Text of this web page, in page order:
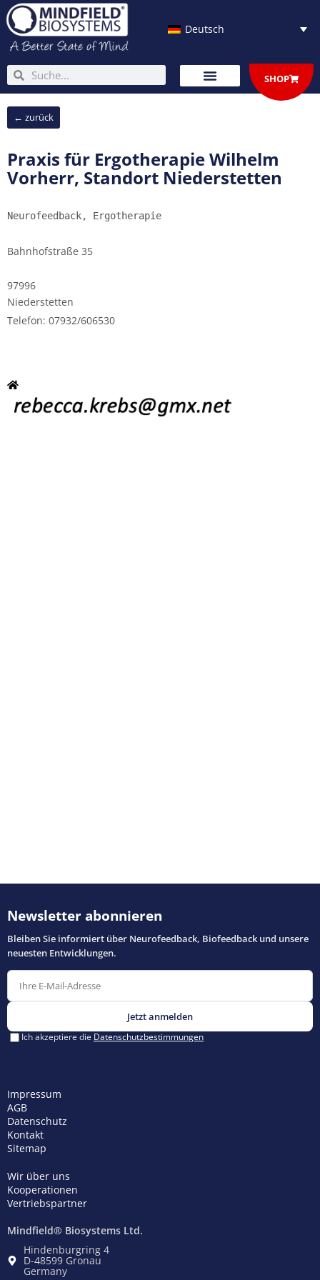
Zum
Inhalt
springen
Deutsch
SucheSuche SHOP
← zurück
Praxis für Ergotherapie Wilhelm
Vorherr, Standort Niederstetten
Neurofeedback, Ergotherapie
Bahnhofstraße 35
97996
Niederstetten
Telefon: 07932/606530
Impressum
AGB
Datenschutz
Kontakt
Sitemap
Wir über uns
Kooperationen
Vertriebspartner
Mindfield® Biosystems Ltd.
Hindenburgring 4
D-48599 Gronau
Germany